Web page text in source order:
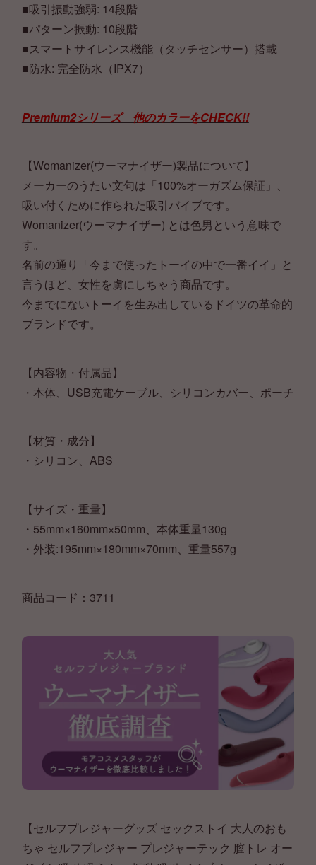
■吸引振動強弱: 14段階
■パターン振動: 10段階
■スマートサイレンス機能（タッチセンサー）搭載
■防水: 完全防水（IPX7）
Premium2シリーズ 他のカラーをCHECK!!
【Womanizer(ウーマナイザー)製品について】
メーカーのうたい文句は「100%オーガズム保証」、
吸い付くために作られた吸引バイブです。
Womanizer(ウーマナイザー) とは色男という意味で
す。
名前の通り「今まで使ったトーイの中で一番イイ」と
言うほど、女性を虜にしちゃう商品です。
今までにないトーイを生み出しているドイツの革命的
ブランドです。
【内容物・付属品】
・本体、USB充電ケーブル、シリコンカバー、ポーチ
【材質・成分】
・シリコン、ABS
【サイズ・重量】
・55mm×160mm×50mm、本体重量130g
・外装:195mm×180mm×70mm、重量557g
商品コード：3711
【セルフプレジャーグッズ セックストイ 大人のおも
ちゃ セルフプレジャー プレジャーテック 膣トレ オー